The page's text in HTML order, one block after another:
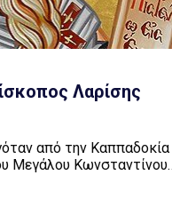
Λαρίσης
από την Καππαδοκία
Μεγάλου Κωνσταντίνου
του πόθος, τον έφερε
κατόπιν στη Ρώμη. Εκεί